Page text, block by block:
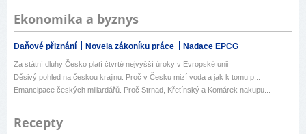
Ekonomika a byznys
Daňové přiznání Novela zákoníku práce Nadace EPCG
Za státní dluhy Česko platí čtvrté nejvyšší úroky v Evropské unii
Děsivý pohled na českou krajinu. Proč v Česku mizí voda a jak k tomu p...
Emancipace českých miliardářů. Proč Strnad, Křetínský a Komárek nakupu...
Recepty